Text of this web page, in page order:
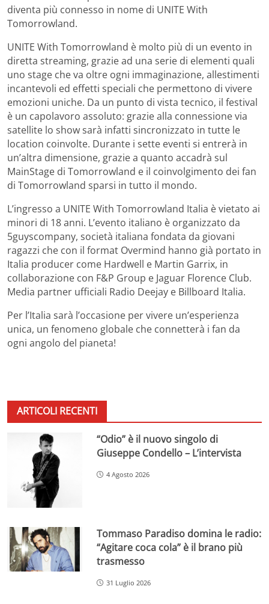
diventa più connesso in nome di UNITE With
Tomorrowland.
UNITE With Tomorrowland è molto più di un evento in
diretta streaming, grazie ad una serie di elementi quali
uno stage che va oltre ogni immaginazione, allestimenti
incantevoli ed effetti speciali che permettono di vivere
emozioni uniche. Da un punto di vista tecnico, il festival
è un capolavoro assoluto: grazie alla connessione via
satellite lo show sarà infatti sincronizzato in tutte le
location coinvolte. Durante i sette eventi si entrerà in
un’altra dimensione, grazie a quanto accadrà sul
MainStage di Tomorrowland e il coinvolgimento dei fan
di Tomorrowland sparsi in tutto il mondo.
L’ingresso a UNITE With Tomorrowland Italia è vietato ai
minori di 18 anni. L’evento italiano è organizzato da
5guyscompany, società italiana fondata da giovani
ragazzi che con il format Overmind hanno già portato in
Italia producer come Hardwell e Martin Garrix, in
collaborazione con F&P Group e Jaguar Florence Club.
Media partner ufficiali Radio Deejay e Billboard Italia.
Per l’Italia sarà l’occasione per vivere un’esperienza
unica, un fenomeno globale che connetterà i fan da
ogni angolo del pianeta!
ARTICOLI RECENTI
“Odio” è il nuovo singolo di
Giuseppe Condello – L’intervista
4 Agosto 2026
Tommaso Paradiso domina le radio:
“Agitare coca cola” è il brano più
trasmesso
31 Luglio 2026